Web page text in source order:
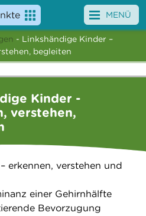
MENÜ
- Linkshändige Kinder –
begleiten
Kinder -
verstehen,
erkennen, verstehen und
einer Gehirnhälfte
Bevorzugung